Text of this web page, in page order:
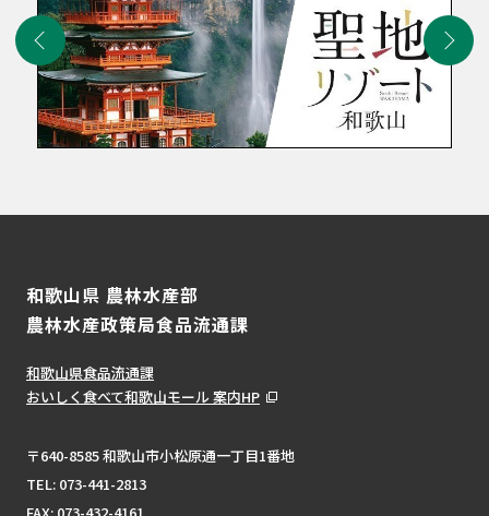
和歌山県 農林水産部
農林水産政策局食品流通課
和歌山県食品流通課
おいしく食べて和歌山モール 案内HP
〒640-8585 和歌山市小松原通一丁目1番地
TEL: 073-441-2813